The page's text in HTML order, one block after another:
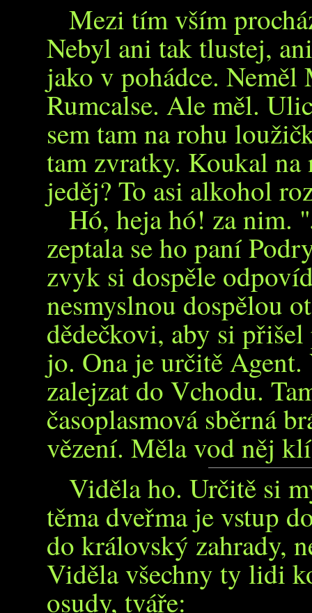
Mezi tím vším
Nebyl ani tak tlustej,
jako v pohádce. Neměl
Rumcalse. Ale měl.
sem tam na rohu
tam zvratky. Koukal na
jeděj? To asi alkohol
Hó, heja hó! za nim.
zeptala se ho paní
zvyk si dospěle
nesmyslnou dospělou
dědečkovi, aby si
jo. Ona je určitě
zalejzat do Vchodu.
časoplasmová sběrná
vězení. Měla vod něj
Viděla ho. Určitě si
těma dveřma je vstup
do královský zahrady,
Viděla všechny ty lidi
osudy, tváře: